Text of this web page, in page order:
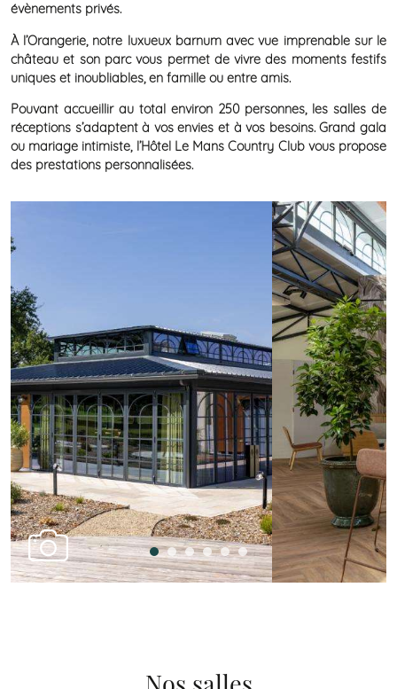
évènements privés.
À l’Orangerie, notre luxueux barnum avec vue imprenable sur le
château et son parc vous permet de vivre des moments festifs
uniques et inoubliables, en famille ou entre amis.
Pouvant accueillir au total environ 250 personnes, les salles de
réceptions s’adaptent à vos envies et à vos besoins. Grand gala
ou mariage intimiste, l’Hôtel Le Mans Country Club vous propose
des prestations personnalisées.